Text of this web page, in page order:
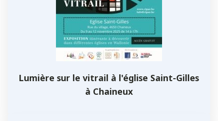
Lumière sur le vitrail à l'église Saint-Gilles
à Chaineux